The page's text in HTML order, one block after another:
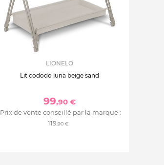
LIONELO
Lit cododo luna beige sand
99,90 €
Prix de vente conseillé par la marque :
119,90 €